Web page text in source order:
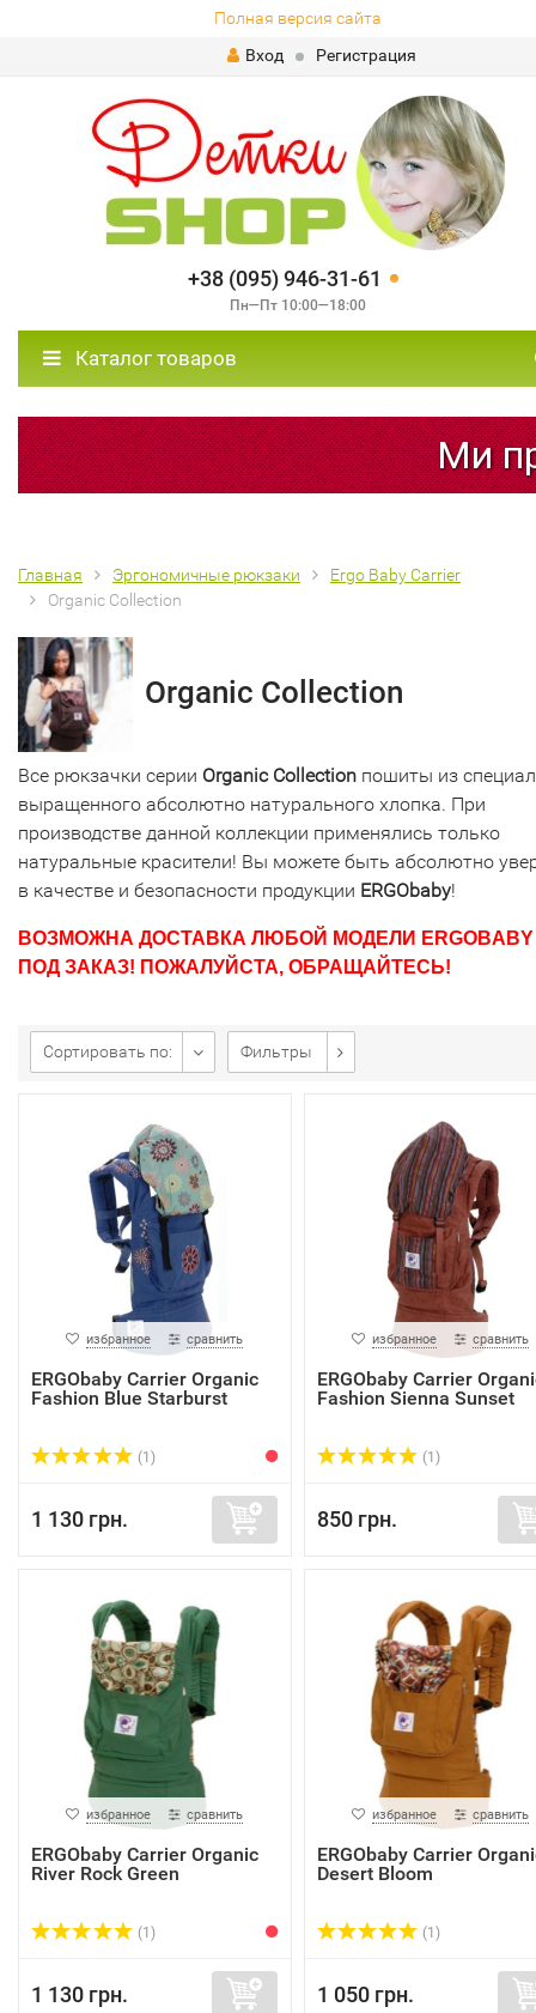
Полная версия сайта
Вход
Регистрация
+38 (095) 946-31-61
Пн—Пт 10:00—18:00
Каталог товаров
Ми
Главная Эргономичные рюкзаки
Ergo Baby Carrier
Organic Collection
Organic Collection
Все рюкзачки серии Organic Collection пошиты из
выращенного абсолютно натурального хлопка. При
производстве данной коллекции применялись только
натуральные красители! Вы можете быть абсолютно
в качестве и безопасности продукции ERGObaby!
ВОЗМОЖНА ДОСТАВКА ЛЮБОЙ МОДЕЛИ ERGOBABY
ПОД ЗАКАЗ! ПОЖАЛУЙСТА, ОБРАЩАЙТЕСЬ!
Сортировать по: Фильтры
избранное сравнить
ERGObaby Carrier Organic
Fashion Blue Starburst
(1)
1 130 грн.
избранное сравнить
ERGObaby Carrier
Fashion Sienna Sunset
(1)
850 грн.
избранное сравнить
ERGObaby Carrier Organic
River Rock Green
(1)
1 130 грн.
избранное сравнить
ERGObaby Carrier
Desert Bloom
(1)
1 050 грн.